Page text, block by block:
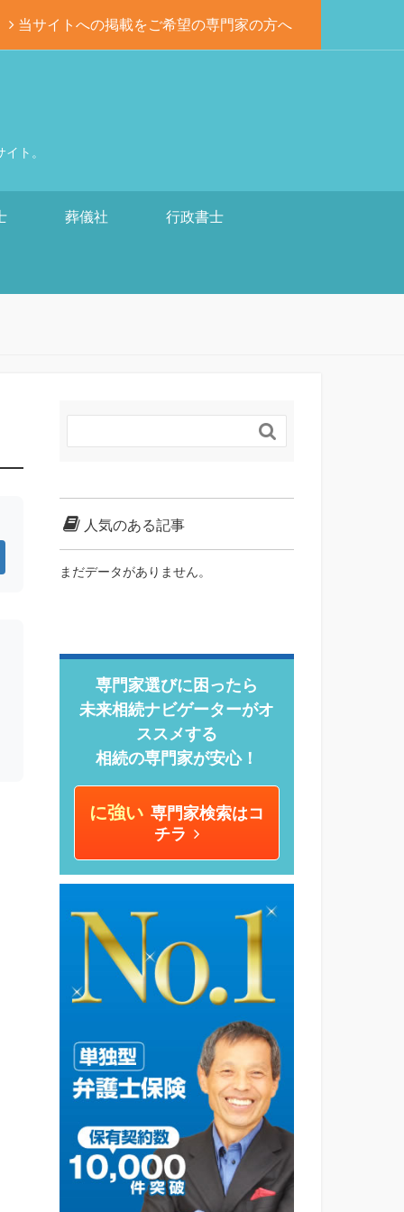
当サイトへの掲載をご希望の専門家の方へ
ト。
葬儀社 行政書士

人気のある記事
まだデータがありません。
専門家選びに困ったら
未来相続ナビゲーターがオ
ススメする
相続の専門家が安心！
に強い 専門家検索はコ
チラ